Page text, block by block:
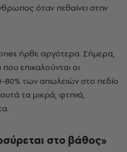
όταν πεθαίνει στην
ήρθε αργότερα. Σήμερα,
επικαλούνται οι
80% των απωλειών στο πεδίο
τα μικρά, φτηνά,
στο βάθος»